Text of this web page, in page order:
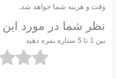
وقت و هزینه شما خواهد شد.
نظر شما در مورد
بین 1 تا 5 ستاره نمره دهید